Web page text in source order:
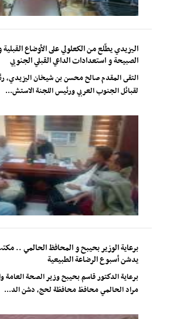
اليزيدي يطّلع من الكعلولي على الأوضاع
الصبيحة و استعدادات الداعي القبلي الجنوبي
التقى المقدم صالح محسن بن شيخان اليزيدي،
لقبائل الجنوب العربي ورئيس اللجنة الاستش...
برعاية الوزير بحيبح و المحافظ الحالمي ..
يدشن أسبوع الرضاعة الطبيعية
برعاية الدكتور قاسم بحيبح وزير الصحة العامة
مراد الحالمي محافظ محافظة لحج، دشن الد...